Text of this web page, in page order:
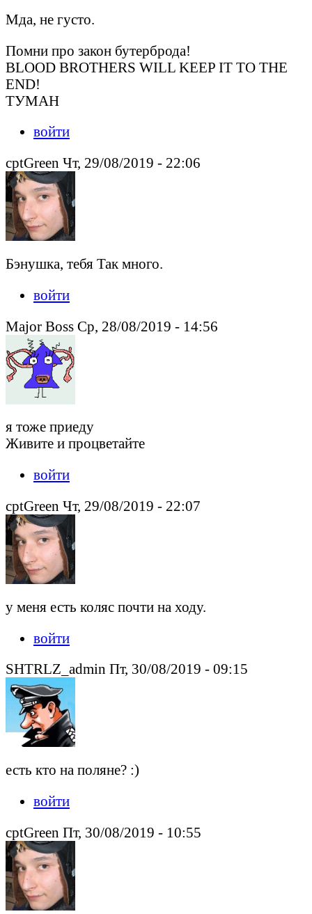
Мда, не густо.
Помни про закон бутерброда!
BLOOD BROTHERS WILL KEEP IT TO THE
END!
ТУМАН
войти
cptGreen Чт, 29/08/2019 - 22:06
Бэнушка, тебя Так много.
войти
Major Boss Ср, 28/08/2019 - 14:56
я тоже приеду
Живите и процветайте
войти
cptGreen Чт, 29/08/2019 - 22:07
у меня есть коляс почти на ходу.
войти
SHTRLZ_admin Пт, 30/08/2019 - 09:15
есть кто на поляне? :)
войти
cptGreen Пт, 30/08/2019 - 10:55